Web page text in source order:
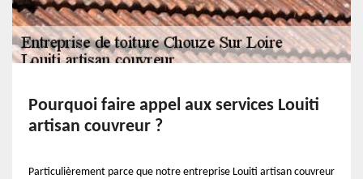
Pourquoi faire appel aux services Louiti
artisan couvreur ?
Particulièrement parce que notre entreprise Louiti artisan couvreur